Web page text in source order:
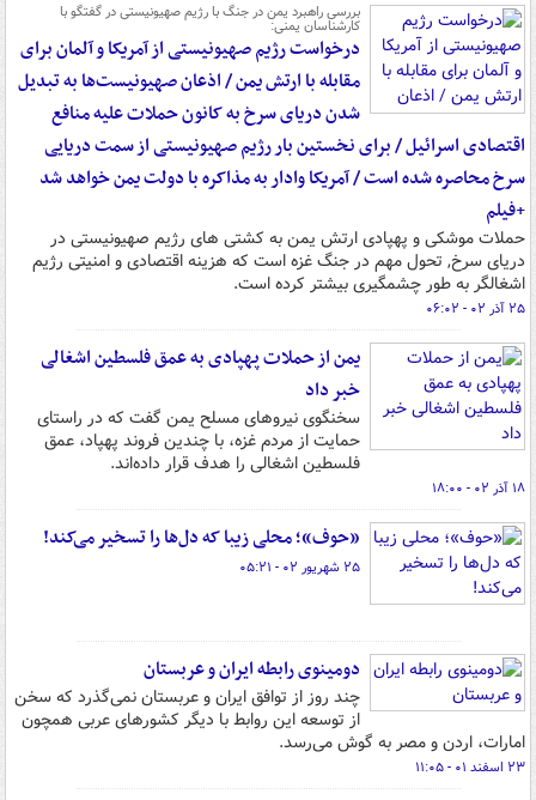
بررسی راهبرد یمن در جنگ با رژیم صهیونیستی در گفتگو با
کارشناسان یمنی:
درخواست رژیم صهیونیستی از آمریکا و آلمان برای
مقابله با ارتش یمن / اذعان صهیونیست‌ها به تبدیل
شدن دریای سرخ به کانون حملات علیه منافع
اقتصادی اسرائیل / برای نخستین بار رژیم صهیونیستی از سمت دریایی
سرخ محاصره شده است / آمریکا وادار به مذاکره با دولت یمن خواهد شد
+فیلم
حملات موشکی و پهپادی ارتش یمن به کشتی های رژیم صهیونیستی در
دریای سرخ, تحول مهم در جنگ غزه است که هزینه اقتصادی و امنیتی رژیم
اشغالگر به طور چشمگیری بیشتر کرده است.
۲۵ آذر ۰۲ - ۰۶:۰۲
یمن از حملات پهپادی به عمق فلسطین اشغالی
خبر داد
سخنگوی نیروهای مسلح یمن گفت که در راستای
حمایت از مردم غزه، با چندین فروند پهپاد، عمق
فلسطین اشغالی را هدف قرار داده‌اند.
۱۸ آذر ۰۲ - ۱۸:۰۰
«حوف»؛ محلی زیبا که دل‌ها را تسخیر می‌کند!
۲۵ شهریور ۰۲ - ۰۵:۲۱
دومینوی رابطه ایران و عربستان
چند روز از توافق ایران و عربستان نمی‌گذرد که سخن
از توسعه این روابط با دیگر کشورهای عربی همچون
امارات، اردن و مصر به گوش می‌رسد.
۲۳ اسفند ۰۱ - ۱۱:۰۵